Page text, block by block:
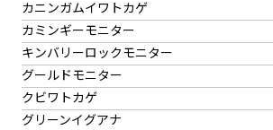
カニンガムイワトカゲ
カミンギーモニター
キンバリーロックモニター
グールドモニター
クビワトカゲ
グリーンイグアナ